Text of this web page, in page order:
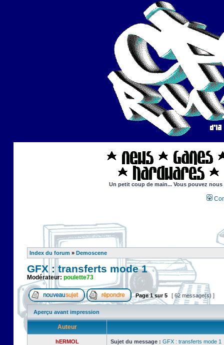
Un petit coup de main... Vous pouvez
Index du forum » Demoscene
GFX : transferts mode 1
Modérateur: poulette73
Page1sur5 [ 62 message(s) ]
Aperçu avant impression
Auteur
hERMOL Sujet du message : GFX : transferts mode 1